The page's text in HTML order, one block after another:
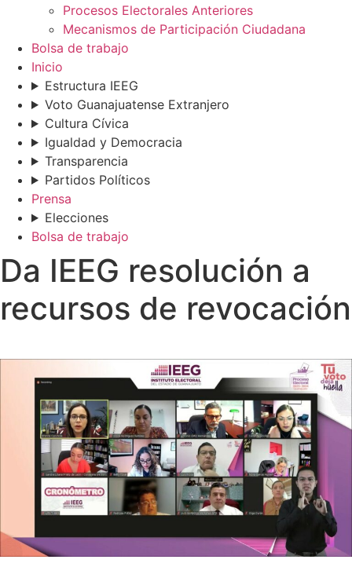
Procesos Electorales Anteriores
Mecanismos de Participación Ciudadana
Bolsa de trabajo
Inicio
Estructura IEEG
Voto Guanajuatense Extranjero
Cultura Cívica
Igualdad y Democracia
Transparencia
Partidos Políticos
Prensa
Elecciones
Bolsa de trabajo
Da IEEG resolución a
recursos de revocación